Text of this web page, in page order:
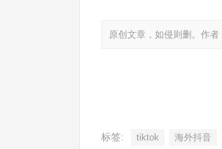
原创文章，如侵则删。作者
标签: tiktok 海外抖音